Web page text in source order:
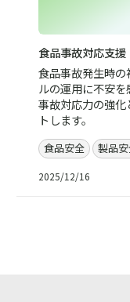
食品事故対応支援
食品事故発生時
ルの運用に不安を
事故対応力の強
トします。
食品安全 製品
2025/12/16